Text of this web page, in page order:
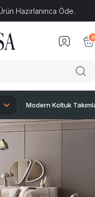
Hazırlanınca Öde.
0
Modern Koltuk